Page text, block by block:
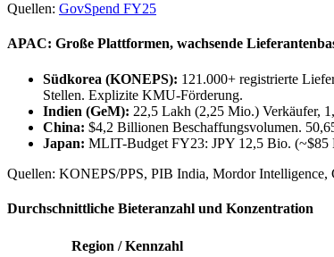
Quellen: GovSpend FY25
APAC: Große Plattformen, wachsende
Südkorea (KONEPS): 121.000+ registrierte
Stellen. Explizite KMU-Förderung.
Indien (GeM): 22,5 Lakh (2,25 Mio.) Verkäufer,
China: $4,2 Billionen Beschaffungsvolumen.
Japan: MLIT-Budget FY23: JPY 12,5 Bio. (~$85
Quellen: KONEPS/PPS, PIB India, Mordor Intelligence,
Durchschnittliche Bieteranzahl und Konzentration
Region / Kennzahl